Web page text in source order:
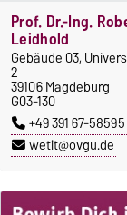
Prof. Dr.-Ing.
Leidhold
Gebäude 03,
2
39106 Magdeburg
G03-130
+49 391 67-58595
wetit@ovgu.de